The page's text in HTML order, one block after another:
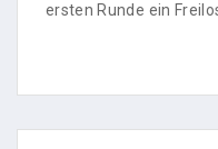
ersten Runde ein